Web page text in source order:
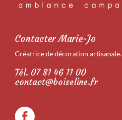
Contacter Marie-Jo
Créatrice de décoration artisanale.
Tél. 07 81 46 11 00
contact@boiseline.fr